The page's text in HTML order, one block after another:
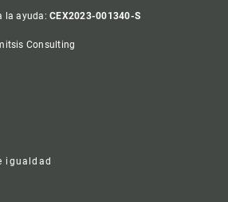
la ayuda:CEX2023-001340-S
Consulting
igualdad